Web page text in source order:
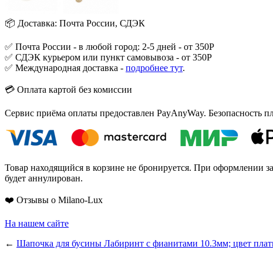
📦 Доставка: Почта России, СДЭК
✅ Почта России - в любой город: 2-5 дней - от 350Р
✅ СДЭК курьером или пункт самовывоза - от 350Р
✅ Международная доставка - подробнее тут.
💳 Оплата картой без комиссии
Сервис приёма оплаты предоставлен PayAnyWay. Безопасность
Товар находящийся в корзине не бронируется. При оформлении
будет аннулирован.
❤️ Отзывы о Milano-Lux
На нашем сайте
← Шапочка для бусины Лабиринт с фианитами 10.3мм; цвет